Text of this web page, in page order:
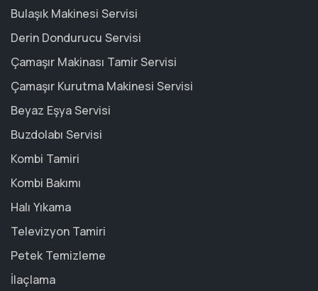
Bulaşık Makinesi Servisi
Derin Dondurucu Servisi
Çamaşır Makinası Tamir Servisi
Çamaşır Kurutma Makinesi Servisi
Beyaz Eşya Servisi
Buzdolabı Servisi
Kombi Tamiri
Kombi Bakımı
Halı Yıkama
Televizyon Tamiri
Petek Temizleme
İlaçlama